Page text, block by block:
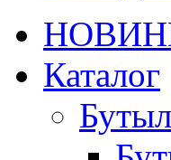
Каталог